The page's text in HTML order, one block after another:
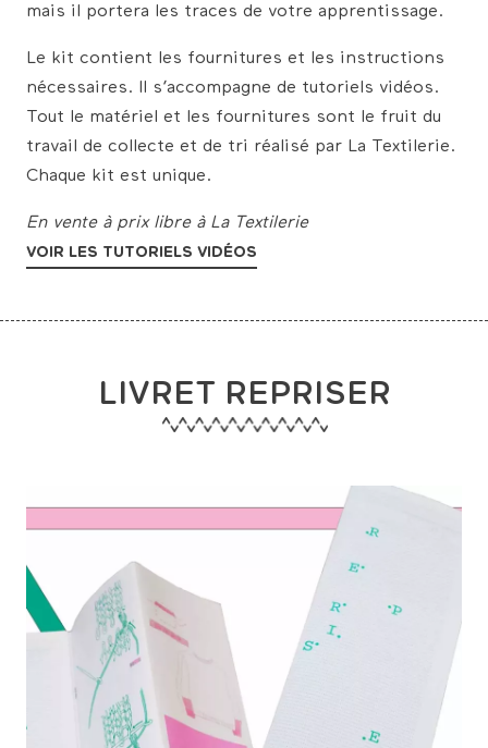
mais il portera les traces de votre apprentissage.
Le kit contient les fournitures et les instructions
nécessaires. Il s’accompagne de tutoriels vidéos.
Tout le matériel et les fournitures sont le fruit du
travail de collecte et de tri réalisé par La Textilerie.
Chaque kit est unique.
En vente à prix libre à La Textilerie
VOIR LES TUTORIELS VIDÉOS
LIVRET REPRISER